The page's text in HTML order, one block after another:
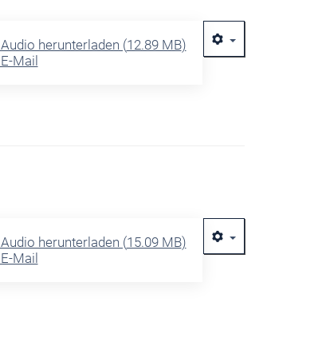
Audio herunterladen (12.89 MB)
E-Mail
Audio herunterladen (15.09 MB)
E-Mail